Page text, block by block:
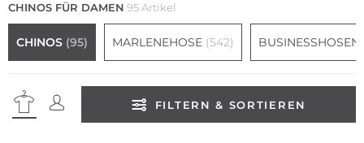
CHINOS FÜR DAMEN 95 Artikel
CHINOS (95) MARLENEHOSE (542) BUSINESSHOSEN
FILTERN & SORTIEREN